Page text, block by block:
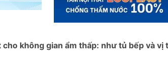
cho không gian ẩm thấp: như tủ bếp và